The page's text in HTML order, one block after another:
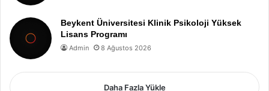
Beykent Üniversitesi Klinik Psikoloji Yüksek
Lisans Programı
Admin 8 Ağustos 2026
Daha Fazla Yükle